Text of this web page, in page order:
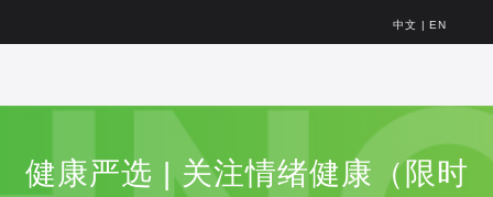
中文 | EN
健康严选 | 关注情绪健康（限时